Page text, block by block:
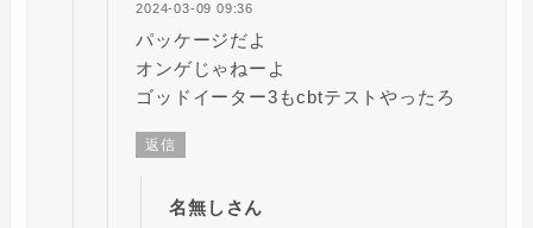
2024-03-09 09:36
パッケージだよ
オンゲじゃねーよ
ゴッドイーター3もcbtテストやったろ
返信
名無しさん